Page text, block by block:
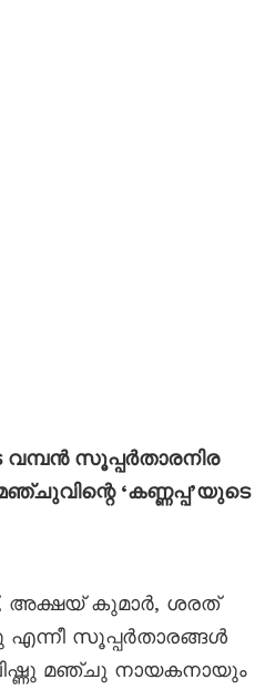
സൂപ്പർതാരനിര
‘കണ്ണപ്പ’യുടെ
അക്ഷയ് കുമാർ, ശരത്
സൂപ്പർതാരങ്ങൾ
മഞ്ചു നായകനായും